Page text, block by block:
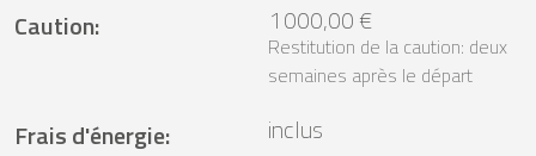
Caution: 1 000,00 €
Restitution de la caution: deux
semaines après le départ
Frais d'énergie:
inclus